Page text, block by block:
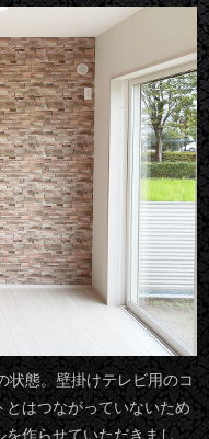
状態。壁掛けテレビ用のコ
とはつながっていないため
を作らせていただきまし